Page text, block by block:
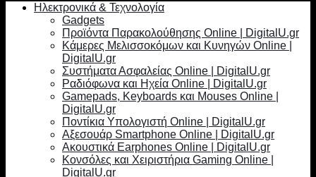
Ηλεκτρονικά & Τεχνολογία
Gadgets
Προϊόντα Παρακολούθησης Online | DigitalU.gr
Κάμερες Μελισσοκόμων και Κυνηγών Online |
DigitalU.gr
Συστήματα Ασφαλείας Online | DigitalU.gr
Ραδιόφωνα και Ηχεία Online | DigitalU.gr
Gamepads, Keyboards και Mouses Online |
DigitalU.gr
Ποντίκια Υπολογιστή Online | DigitalU.gr
Αξεσουάρ Smartphone Online | DigitalU.gr
Ακουστικά Earphones Online | DigitalU.gr
Κονσόλες και Χειριστήρια Gaming Online |
DigitalU.gr